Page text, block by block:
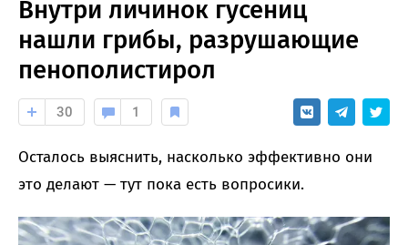
Внутри личинок гусениц
нашли грибы, разрушающие
пенополистирол
30 1
Осталось выяснить, насколько эффективно они
это делают — тут пока есть вопросики.